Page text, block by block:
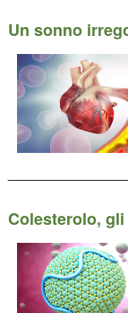
Un sonno
Colesterolo,